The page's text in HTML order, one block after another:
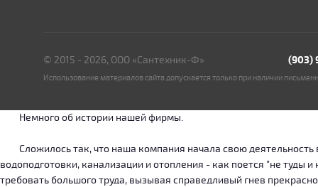
© 2015 - 2026, ООО «Сантехник-Ф» (903)
Использование материалов сайта допускается только при наличии
Немного об истории нашей фирмы.
Сложилось так, что наша компания начала свою деятельность
водоподготовки, канализации и отопления - как поется "не
требовать большого труда, вызывая справедливый гнев